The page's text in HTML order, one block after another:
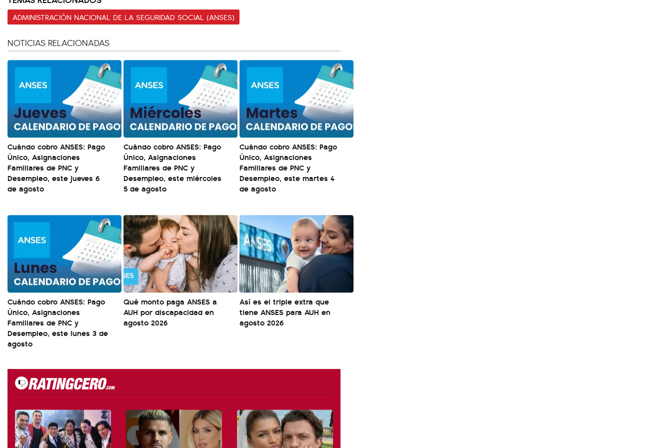
ADMINISTRACIÓN NACIONAL DE LA SEGURIDAD SOCIAL (ANSES)
NOTICIAS RELACIONADAS
Cuándo cobro ANSES: Pago
Único, Asignaciones
Familiares de PNC y
Desempleo, este jueves 6
de agosto
Cuándo cobro ANSES: Pago
Único, Asignaciones
Familiares de PNC y
Desempleo, este miércoles
5 de agosto
Cuándo cobro ANSES: Pago
Único, Asignaciones
Familiares de PNC y
Desempleo, este martes 4
de agosto
Cuándo cobro ANSES: Pago
Único, Asignaciones
Familiares de PNC y
Desempleo, este lunes 3 de
agosto
Qué monto paga ANSES a
AUH por discapacidad en
agosto 2026
Así es el triple extra que
tiene ANSES para AUH en
agosto 2026